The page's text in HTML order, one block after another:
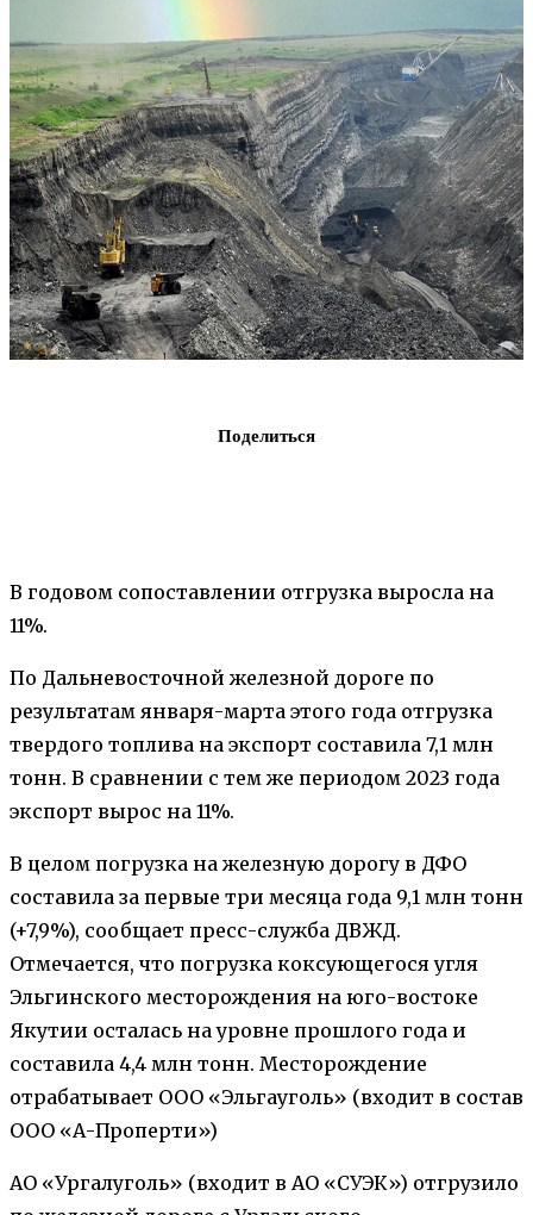
Поделиться
В годовом сопоставлении отгрузка выросла на
11%.
По Дальневосточной железной дороге по
результатам января-марта этого года отгрузка
твердого топлива на экспорт составила 7,1 млн
тонн. В сравнении с тем же периодом 2023 года
экспорт вырос на 11%.
В целом погрузка на железную дорогу в ДФО
составила за первые три месяца года 9,1 млн тонн
(+7,9%), сообщает пресс-служба ДВЖД.
Отмечается, что погрузка коксующегося угля
Эльгинского месторождения на юго-востоке
Якутии осталась на уровне прошлого года и
составила 4,4 млн тонн. Месторождение
отрабатывает ООО «Эльгауголь» (входит в состав
ООО «А-Проперти»)
АО «Ургалуголь» (входит в АО «СУЭК») отгрузило